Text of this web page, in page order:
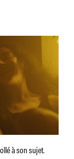
à son sujet.